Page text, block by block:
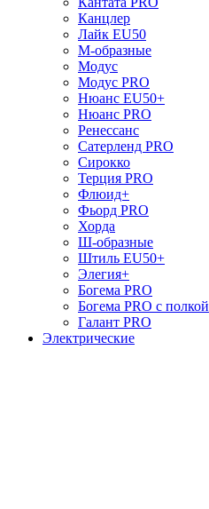
Канцлер
Лайк EU50
М-образные
Модус
Модус PRO
Нюанс EU50+
Нюанс PRO
Ренессанс
Сатерленд PRO
Сирокко
Терция PRO
Флюид+
Фьорд PRO
Хорда
Ш-образные
Штиль EU50+
Элегия+
Богема PRO
Богема PRO с полкой
Галант PRO
Электрические